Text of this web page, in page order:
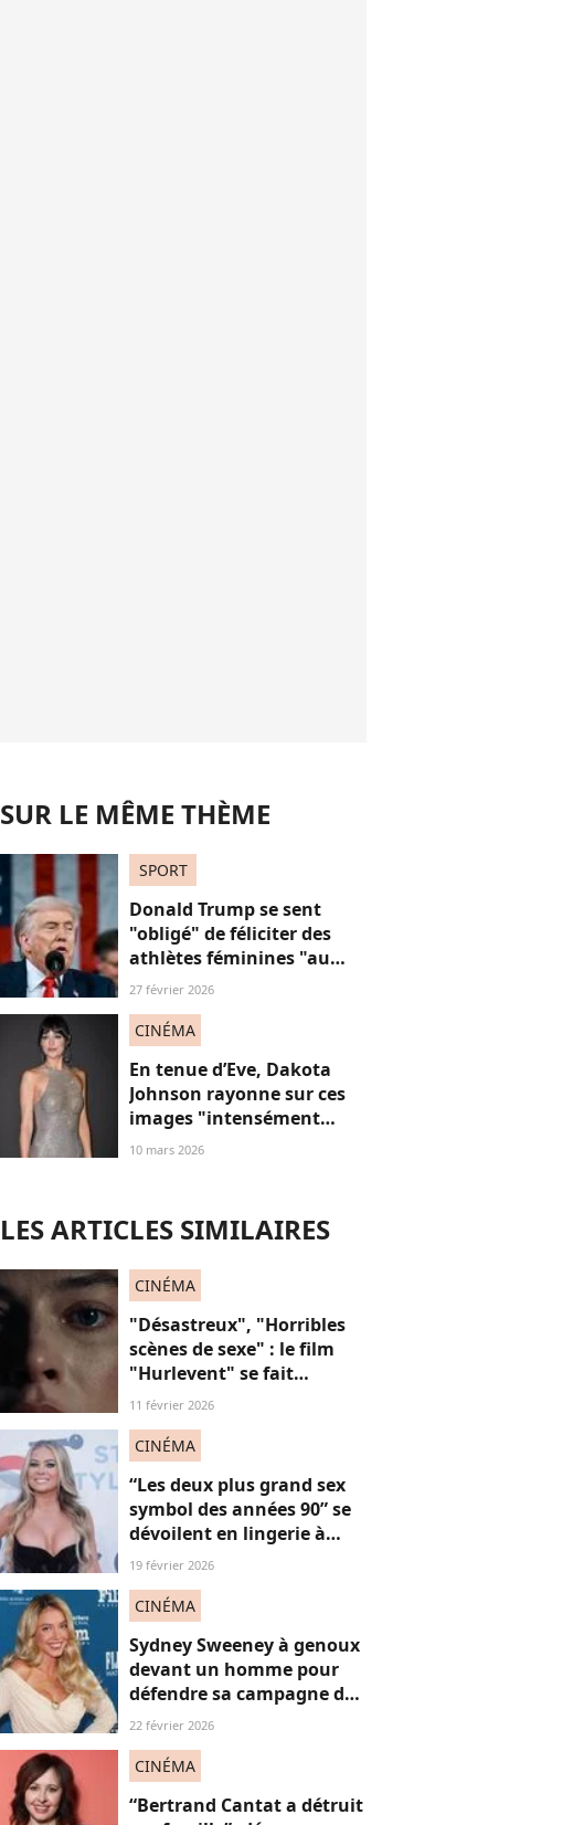
SUR LE MÊME THÈME
SPORT
Donald Trump se sent
"obligé" de féliciter des
athlètes féminines "au
risque d'être destitué"
27 février 2026
CINÉMA
En tenue d’Eve, Dakota
Johnson rayonne sur ces
images "intensément
sexy" qui célèbrent le
10 mars 2026
LES ARTICLES SIMILAIRES
CINÉMA
"Désastreux", "Horribles
scènes de sexe" : le film
"Hurlevent" se fait
détruire par la presse, et si
sexistes ?
11 février 2026
CINÉMA
“Les deux plus grand sex
symbol des années 90” se
dévoilent en lingerie à
plus de 50 ans, face au
19 février 2026
CINÉMA
Sydney Sweeney à genoux
devant un homme pour
défendre sa campagne de
lingerie : on en a marre ou
22 février 2026
CINÉMA
“Bertrand Cantat a détruit